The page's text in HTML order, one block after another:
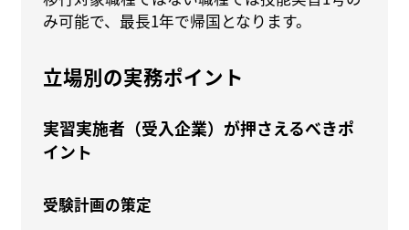
み可能で、最長1年で帰国となります。
立場別の実務ポイント
実習実施者（受入企業）が押さえるべきポ
イント
受験計画の策定